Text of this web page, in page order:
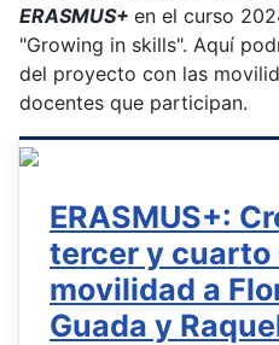
ERASMUS+ en el curso
"Growing in skills". Aquí
del proyecto con las
docentes que participan.
ERASMUS+:
tercer y cuarto
movilidad a
Guada y